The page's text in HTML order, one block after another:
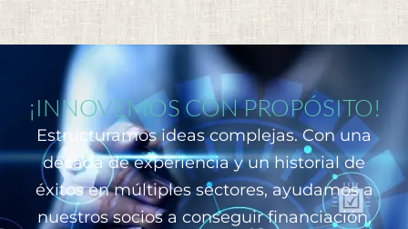
¡INNOVEMOS CON PROPÓSITO!
Estructuramos ideas complejas. Con una
década de experiencia y un historial de
éxitos en múltiples sectores, ayudamos a
nuestros socios a conseguir financiación,